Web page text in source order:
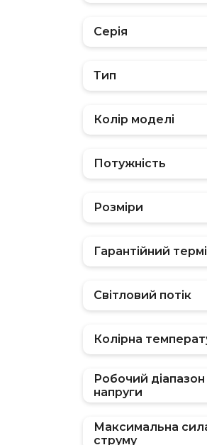
Фільтр
Серія
Тип
Колір моделі
Потужність
Розміри
Гарантійний
Світловий потік
Колірна
Робочий діапазон
напруги
Максимальна
струму